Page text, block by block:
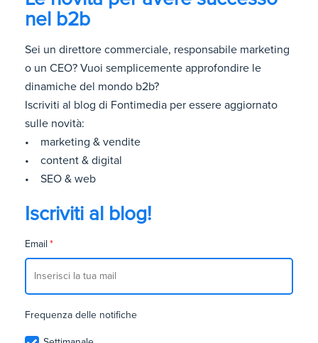
nel b2b
Sei un direttore commerciale, responsabile marketing
o un CEO? Vuoi semplicemente approfondire le
dinamiche del mondo b2b?
Iscriviti al blog di Fontimedia per essere aggiornato
sulle novità:
• marketing & vendite
• content & digital
• SEO & web
Iscriviti al blog!
Email *
Frequenza delle notifiche